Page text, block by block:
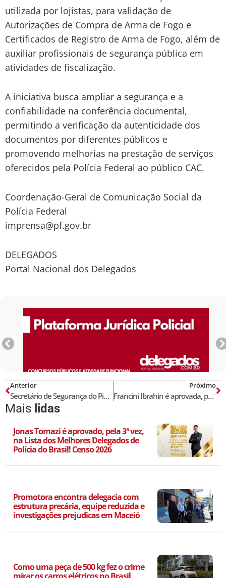
utilizada por lojistas, para validação de
Autorizações de Compra de Arma de Fogo e
Certificados de Registro de Arma de Fogo, além de
auxiliar profissionais de segurança pública em
atividades de fiscalização.
A iniciativa busca ampliar a segurança e a
confiabilidade na conferência documental,
permitindo a verificação da autenticidade dos
documentos por diferentes públicos e
promovendo melhorias na prestação de serviços
oferecidos pela Polícia Federal ao público CAC.
Coordenação-Geral de Comunicação Social da
Polícia Federal
imprensa@pf.gov.br
DELEGADOS
Portal Nacional dos Delegados
Anterior
Secretário de Segurança do Piauí visita Sindicato dos Delegados de Polícia
Próximo
Francini Ibrahin é aprovada, pela 5ª vez, na Lista das Melhores Delegadas de Polícia do Brasil! Censo 2026
Mais lidas
Jonas Tomazi é aprovado, pela 3ª vez,
na Lista dos Melhores Delegados de
Polícia do Brasil! Censo 2026
Promotora encontra delegacia com
estrutura precária, equipe reduzida e
investigações prejudicas em Maceió
Como uma peça de 500 kg fez o crime